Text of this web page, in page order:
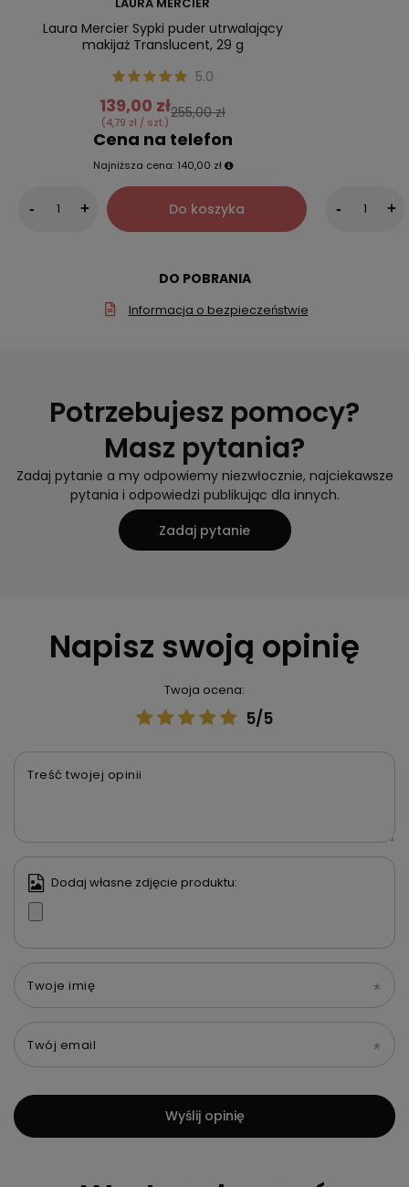
Laura Mercier Sypki puder utrwalający
makijaż Translucent, 29 g
5.0
139,00 zł
(4,79 zł / szt.)
255,00 zł
Cena na telefon
Najniższa cena: 140,00 zł
- + Do koszyka - +
DO POBRANIA
Informacja o bezpieczeństwie
Potrzebujesz pomocy?
Masz pytania?
Zadaj pytanie a my odpowiemy niezwłocznie, najciekawsze
pytania i odpowiedzi publikując dla innych.
Zadaj pytanie
Napisz swoją opinię
Twoja ocena:
5/5
Treść twojej opinii
Dodaj własne zdjęcie produktu:
Twoje imię
Twój email
Wyślij opinię